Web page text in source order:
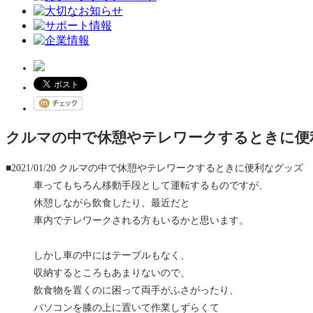
クルマの中で休憩やテレワークするときに
■2021/01/20 クルマの中で休憩やテレワークするときに便利なグッズ
車ってもちろん移動手段として運転するものですが、
休憩しながら飲食したり、最近だと
車内でテレワークされる方もいるかと思います。
しかし車の中にはテーブルもなく、
収納するところもあまりないので、
飲食物を置くのに困って両手がふさがったり、
パソコンを膝の上に置いて作業しずらくて